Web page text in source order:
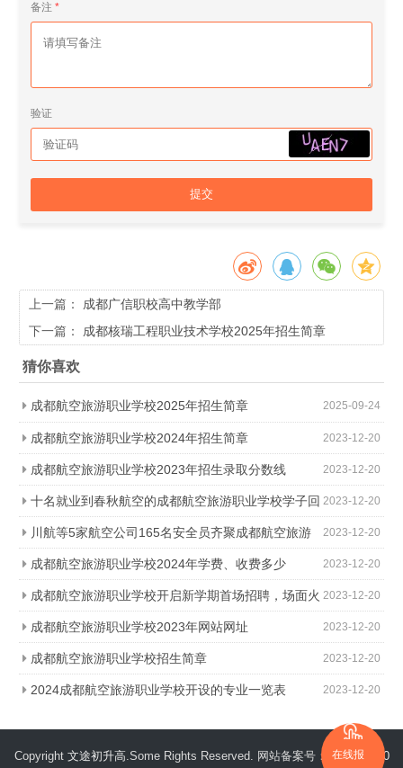
备注
验证
提交
上一篇： 成都广信职校高中教学部
下一篇： 成都核瑞工程职业技术学校2025年招生简章
猜你喜欢
2025-09-24
成都航空旅游职业学校2025年招生简章
2023-12-20
成都航空旅游职业学校2024年招生简章
2023-12-20
成都航空旅游职业学校2023年招生录取分数线
2023-12-20
十名就业到春秋航空的成都航空旅游职业学校学子回
母校进行新乘培训 2023-12-20
川航等5家航空公司165名安全员齐聚成都航空旅游
职业学校，打造一流空中安全卫士 2023-12-20
成都航空旅游职业学校2024年学费、收费多少
2023-12-20
成都航空旅游职业学校开启新学期首场招聘，场面火
爆美女如云 2023-12-20
成都航空旅游职业学校2023年网站网址
2023-12-20
成都航空旅游职业学校招生简章
2023-12-20
2024成都航空旅游职业学校开设的专业一览表
Copyright 文途初升高.Some Rights Reserved. 网站备案号： 蜀ICP备180
在线报